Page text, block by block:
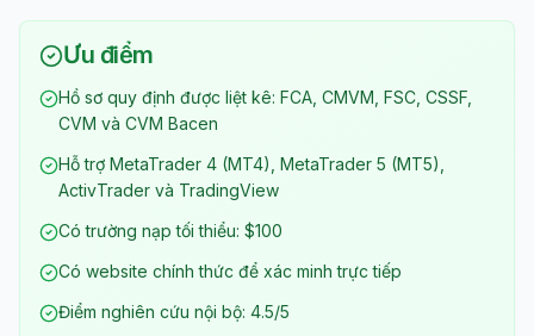
Ưu điểm
Hồ sơ quy định được liệt kê: FCA, CMVM, FSC, CSSF,
CVM và CVM Bacen
Hỗ trợ MetaTrader 4 (MT4), MetaTrader 5 (MT5),
ActivTrader và TradingView
Có trường nạp tối thiểu: $100
Có website chính thức để xác minh trực tiếp
Điểm nghiên cứu nội bộ: 4.5/5